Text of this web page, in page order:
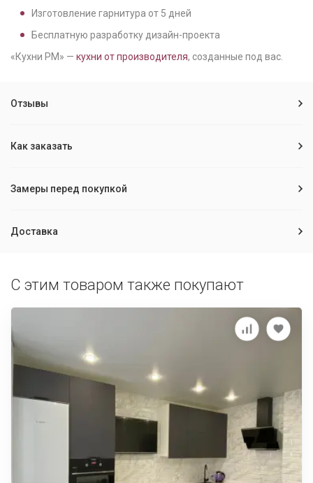
Изготовление гарнитура от 5 дней
Бесплатную разработку дизайн-проекта
«Кухни РМ» — кухни от производителя, созданные под вас.
Отзывы
Как заказать
Замеры перед покупкой
Доставка
С этим товаром также покупают